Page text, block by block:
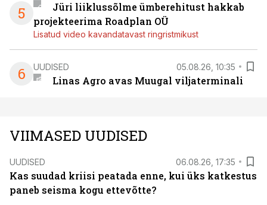
5
Jüri liiklussõlme ümberehitust hakkab
projekteerima Roadplan OÜ
Lisatud video kavandatavast ringristmikust
6 UUDISED 05.08.26, 10:35
Linas Agro avas Muugal viljaterminali
VIIMASED UUDISED
UUDISED 06.08.26, 17:35
Kas suudad kriisi peatada enne, kui üks katkestus
paneb seisma kogu ettevõtte?